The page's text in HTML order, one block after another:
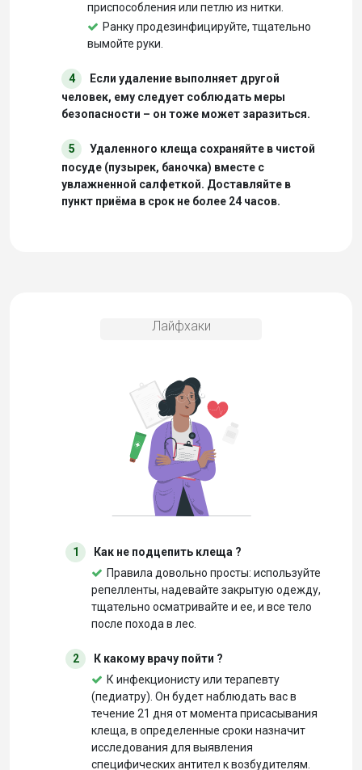
приспособления или петлю из нитки.
Ранку продезинфицируйте, тщательно
вымойте руки.
4
Если удаление выполняет другой
человек, ему следует соблюдать меры
безопасности – он тоже может заразиться.
5
Удаленного клеща сохраняйте в чистой
посуде (пузырек, баночка) вместе с
увлажненной салфеткой. Доставляйте в
пункт приёма в срок не более 24 часов.
1
Как не подцепить клеща ?
Правила довольно просты: используйте
репелленты, надевайте закрытую одежду,
тщательно осматривайте и ее, и все тело
после похода в лес.
2
К какому врачу пойти ?
К инфекционисту или терапевту
(педиатру). Он будет наблюдать вас в
течение 21 дня от момента присасывания
клеща, в определенные сроки назначит
исследования для выявления
специфических антител к возбудителям.
Лайфхаки